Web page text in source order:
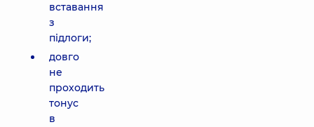
вставання
з
підлоги;
довго
не
проходить
тонус
в